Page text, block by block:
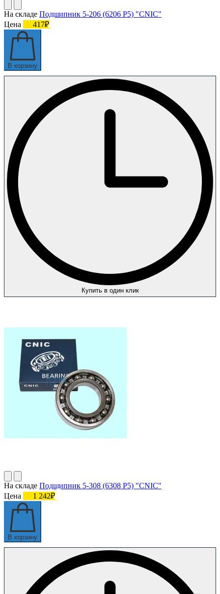
На складе Подшипник 5-206 (6206 P5) "CNIC"
Цена
417₽
В корзину
Купить в один клик
На складе Подшипник 5-308 (6308 P5) "CNIC"
Цена
1 242₽
В корзину